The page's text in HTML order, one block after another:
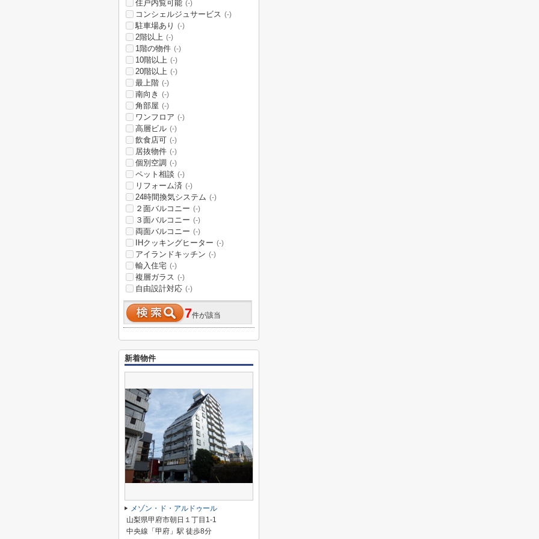
住戸内覧可能 (-)
コンシェルジュサービス (-)
駐車場あり (-)
2階以上 (-)
1階の物件 (-)
10階以上 (-)
20階以上 (-)
最上階 (-)
南向き (-)
角部屋 (-)
ワンフロア (-)
高層ビル (-)
飲食店可 (-)
居抜物件 (-)
個別空調 (-)
ペット相談 (-)
リフォーム済 (-)
24時間換気システム (-)
２面バルコニー (-)
３面バルコニー (-)
両面バルコニー (-)
IHクッキングヒーター (-)
アイランドキッチン (-)
輸入住宅 (-)
複層ガラス (-)
自由設計対応 (-)
7件が該当
新着物件
メゾン・ド・アルドゥール
山梨県甲府市朝日１丁目1-1
中央線「甲府」駅 徒歩8分